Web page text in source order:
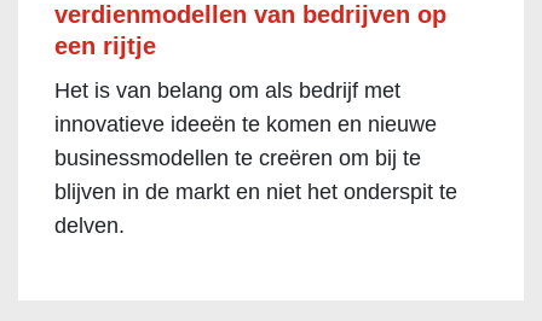
verdienmodellen van bedrijven op
een rijtje
Het is van belang om als bedrijf met
innovatieve ideeën te komen en nieuwe
businessmodellen te creëren om bij te
blijven in de markt en niet het onderspit te
delven.